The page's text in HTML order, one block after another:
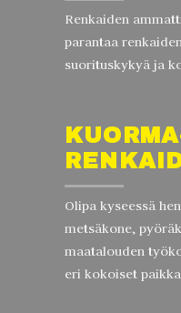
Renkaiden
parantaa
suorituskykyä ja
Olipa kyseessä
metsäkone,
maatalouden
eri kokoiset